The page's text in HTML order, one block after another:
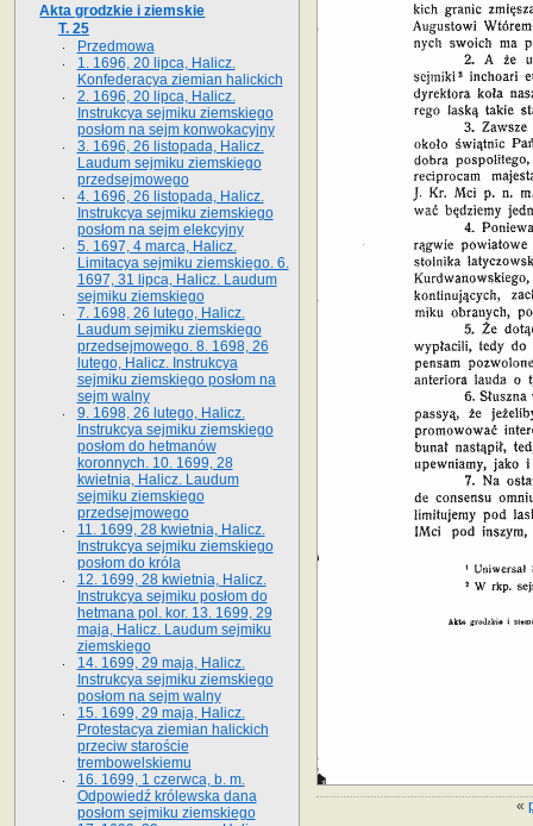
«
Akta grodzkie i ziemskie
T. 25
Przedmowa
1. 1696, 20 lipca, Halicz.
Konfederacya ziemian halickich
2. 1696, 20 lipca, Halicz.
Instrukcya sejmiku ziemskiego
posłom na sejm konwokacyjny
3. 1696, 26 listopada, Halicz.
Laudum sejmiku ziemskiego
przedsejmowego
4. 1696, 26 listopada, Halicz.
Instrukcya sejmiku ziemskiego
posłom na sejm elekcyjny
5. 1697, 4 marca, Halicz.
Limitacya sejmiku ziemskiego. 6.
1697, 31 lipca, Halicz. Laudum
sejmiku ziemskiego
7. 1698, 26 lutego, Halicz.
Laudum sejmiku ziemskiego
przedsejmowego. 8. 1698, 26
lutego, Halicz. Instrukcya
sejmiku ziemskiego posłom na
sejm walny
9. 1698, 26 lutego, Halicz.
Instrukcya sejmiku ziemskiego
posłom do hetmanów
koronnych. 10. 1699, 28
kwietnia, Halicz. Laudum
sejmiku ziemskiego
przedsejmowego
11. 1699, 28 kwietnia, Halicz.
Instrukcya sejmiku ziemskiego
posłom do króla
12. 1699, 28 kwietnia, Halicz.
Instrukcya sejmiku posłom do
hetmana pol. kor. 13. 1699, 29
maja, Halicz. Laudum sejmiku
ziemskiego
14. 1699, 29 maja, Halicz.
Instrukcya sejmiku ziemskiego
posłom na sejm walny
15. 1699, 29 maja, Halicz.
Protestacya ziemian halickich
przeciw staroście
trembowelskiemu
16. 1699, 1 czerwca, b. m.
Odpowiedź królewska dana
posłom sejmiku ziemskiego